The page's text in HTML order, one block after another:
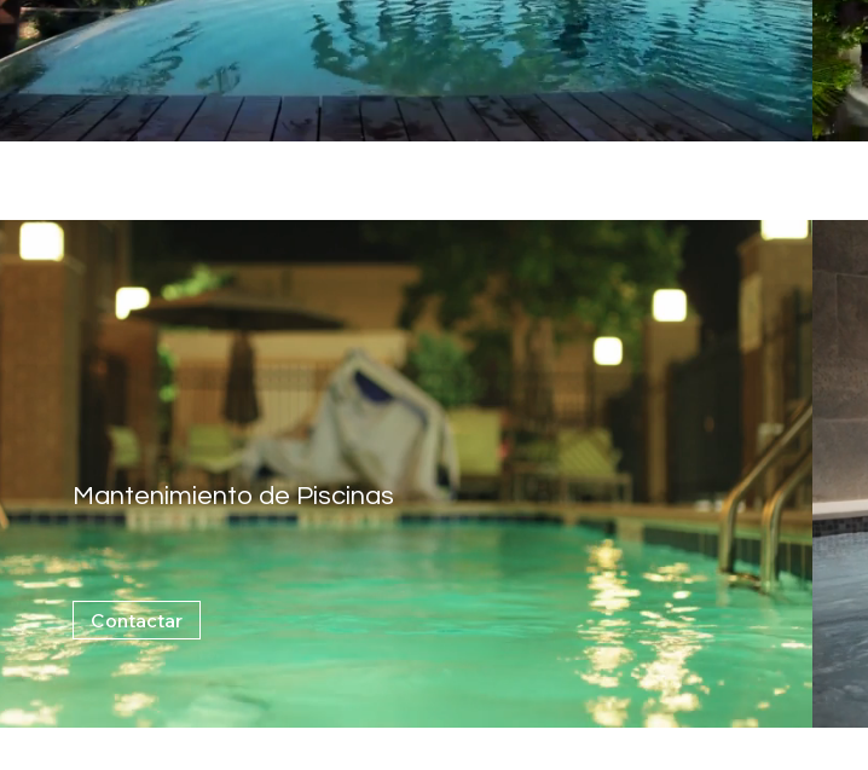
Contactar
Mantenimiento de Piscinas
Servicio integral
Contactar